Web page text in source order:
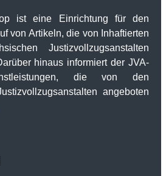
ist eine Einrichtung für den
von Artikeln, die von Inhaftierten
Justizvollzugsanstalten
hinaus informiert der JVA-
die von den
angeboten